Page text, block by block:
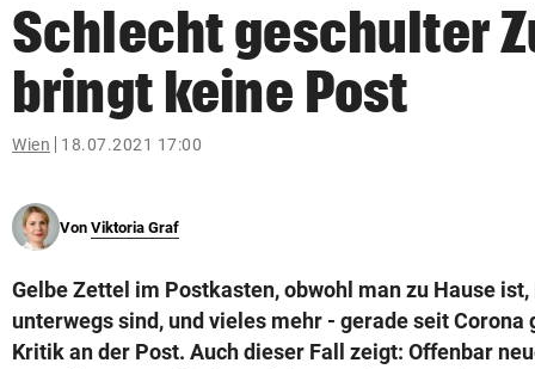
search
Suchbegriff
eingeben
© Krone Multimedia GmbH & Co KG 2026
Schlecht geschulter
bringt keine Post
Wien 18.07.2021 17:00
Von Viktoria Graf
Gelbe Zettel im Postkasten, obwohl man zu Hause
unterwegs sind, und vieles mehr - gerade seit Corona
Kritik an der Post. Auch dieser Fall zeigt: Offenbar